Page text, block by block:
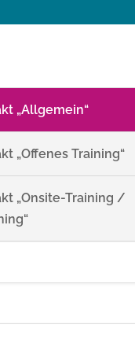
„Allgemein“
„Offenes Training“
„Onsite-Training /